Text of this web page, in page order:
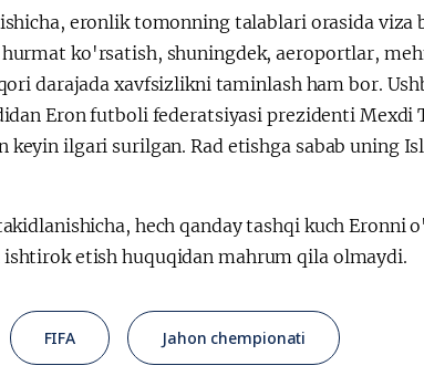
eronlik tomonning talablari orasida viza
ko'rsatish, shuningdek, aeroportlar,
darajada xavfsizlikni taminlash ham bor.
Eron futboli federatsiyasi prezidenti Mexdi
keyin ilgari surilgan. Rad etishga sabab uning
hech qanday tashqi kuch Eronni
ishtirok etish huquqidan mahrum qila olmaydi.
FIFA Jahon chempionati